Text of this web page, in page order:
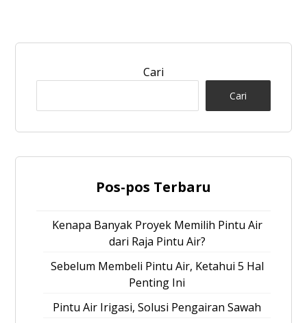
Cari
Cari
Pos-pos Terbaru
Kenapa Banyak Proyek Memilih Pintu Air
dari Raja Pintu Air?
Sebelum Membeli Pintu Air, Ketahui 5 Hal
Penting Ini
Pintu Air Irigasi, Solusi Pengairan Sawah